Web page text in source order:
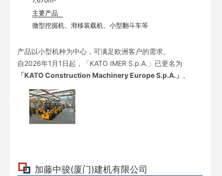
主要产品
微型挖掘机、滑移装载机、小型翻斗车等
产品以小型机种为中心，可满足欧洲客户的需求。
自2026年1月1日起，「KATO IMER S.p.A.」已更名为
「KATO Construction Machinery Europe S.p.A.」 。
加藤中骏(厦门)建机有限公司